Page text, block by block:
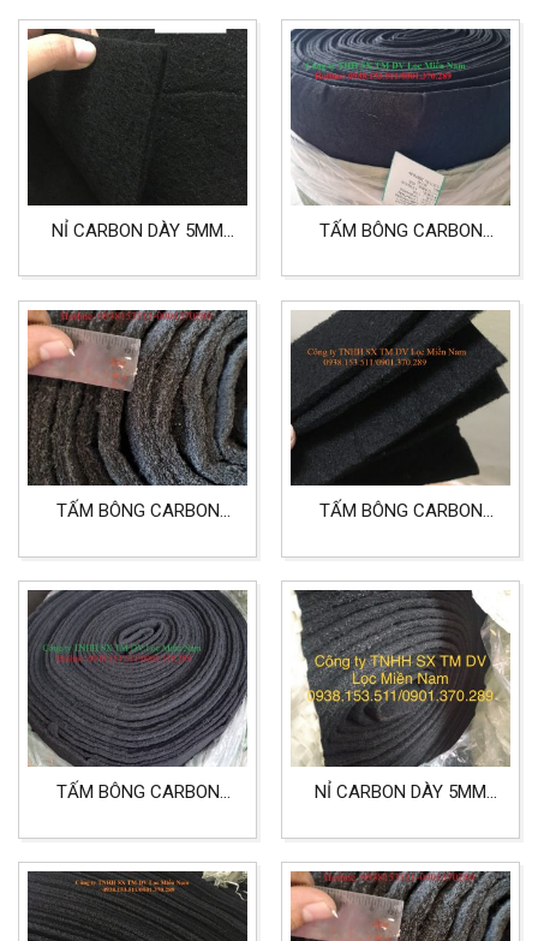
NỈ CARBON DÀY 5MM
XUẤT MÁY LẠNH
TẤM BÔNG CARBON
50M DÙNG CHO LỌC
MÁY ĐIỀU HÒA
TẤM BÔNG CARBON
KHỔ 1MX20M DÙNG
CHO LỌC BỤI, KHỬ ĐỘC
TẤM BÔNG CARBON
DÙNG CHO LỌC KHÍ
CÔNG NGHIỆP, PHÒNG
SẠCH
TẤM BÔNG CARBON
KHỔ 1MX20M DÙNG
CHO LỌC KHỬ MÙI
NỈ CARBON DÀY 5MM
DÙNG CHO LỌC KHÍ,
SẢN XUẤT MÁY LẠNH,
KHUNG LỌC BỤI